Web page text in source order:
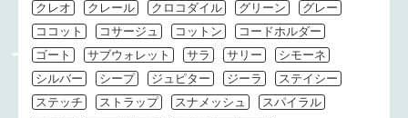
クレオ
クレール クロコダイル グリーン
グレー
ココット
コサージュ コットン
コードホルダー
ゴート
サブウォレット サラ サリー
シモーネ
シルバー
シープ ジュピター ジーラ
ステイシー
ステッチ
ストラップ スナメッシュ
スパイラル